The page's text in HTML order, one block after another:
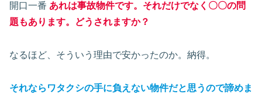
開口一番 あれは事故物件です。 それだけでなく〇〇の問
題もあります。どうされますか？
なるほど、そういう理由で安かったのか。納得。
それならワタクシの手に負えない物件だと思うので諦めま